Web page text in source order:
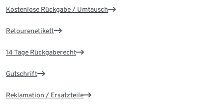
Kostenlose Rückgabe / Umtausch
Retourenetikett
14 Tage Rückgaberecht
Gutschrift
Reklamation / Ersatzteile